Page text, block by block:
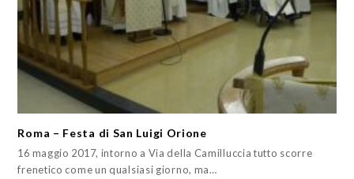
Roma – Festa di San Luigi Orione
16 maggio 2017, intorno a Via della Camilluccia tutto scorre
frenetico come un qualsiasi giorno, ma…